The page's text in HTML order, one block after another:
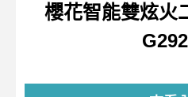
櫻花智能雙炫火